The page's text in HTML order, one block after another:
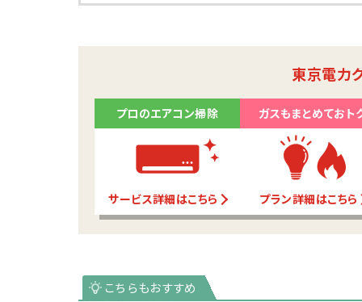
東京電力
プロのエアコン掃除
サービス詳細はこちら
ガスもまとめておト
プラン詳細はこちら